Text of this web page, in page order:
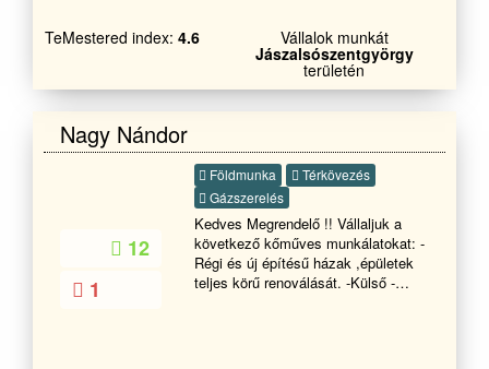
TeMestered index: 4.6 Vállalok munkát
Jászalsószentgyörgy
területén
Nagy Nándor
12
1
Földmunka
Térkövezés
Gázszerelés
Kedves Megrendelő !! Vállaljuk a
következő kőműves munkálatokat: -
Régi és új építésű házak ,épületek
teljes körű renoválását. -Külső -